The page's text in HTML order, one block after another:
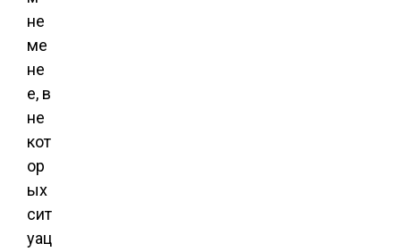
не
ме
не
е, в
не
кот
ор
ых
сит
уац